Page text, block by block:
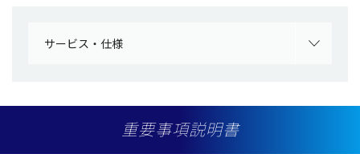
サービス・仕様
重要事項説明書